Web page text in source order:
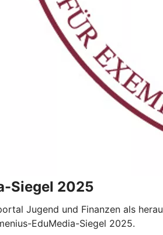
Siegel 2025
Jugend und Finanzen als
EduMedia-Siegel 2025.